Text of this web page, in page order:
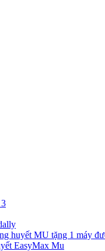
huyết MU tặng 1 máy
EasyMax Mu